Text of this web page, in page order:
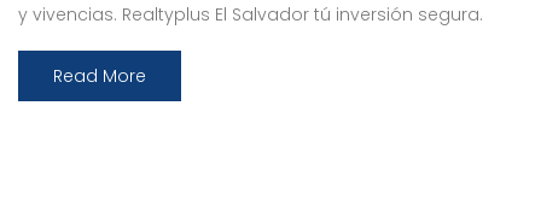
y vivencias. Realtyplus El Salvador tú inversión segura.
Read More